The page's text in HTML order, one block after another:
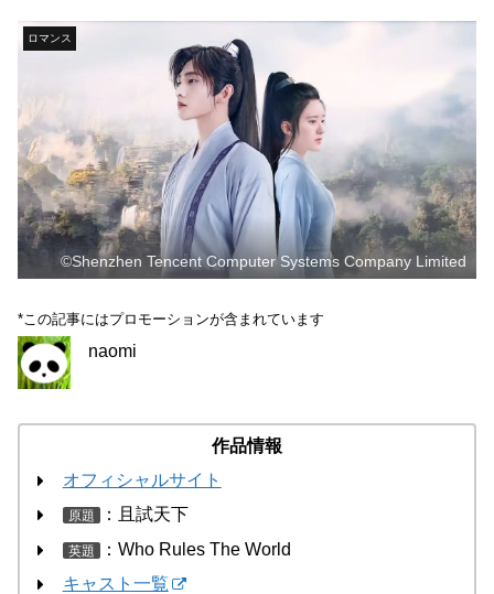
ロマンス
©Shenzhen Tencent Computer Systems Company Limited
*この記事にはプロモーションが含まれています
naomi
作品情報
オフィシャルサイト
原題 ：且試天下
英題 ：Who Rules The World
キャスト一覧